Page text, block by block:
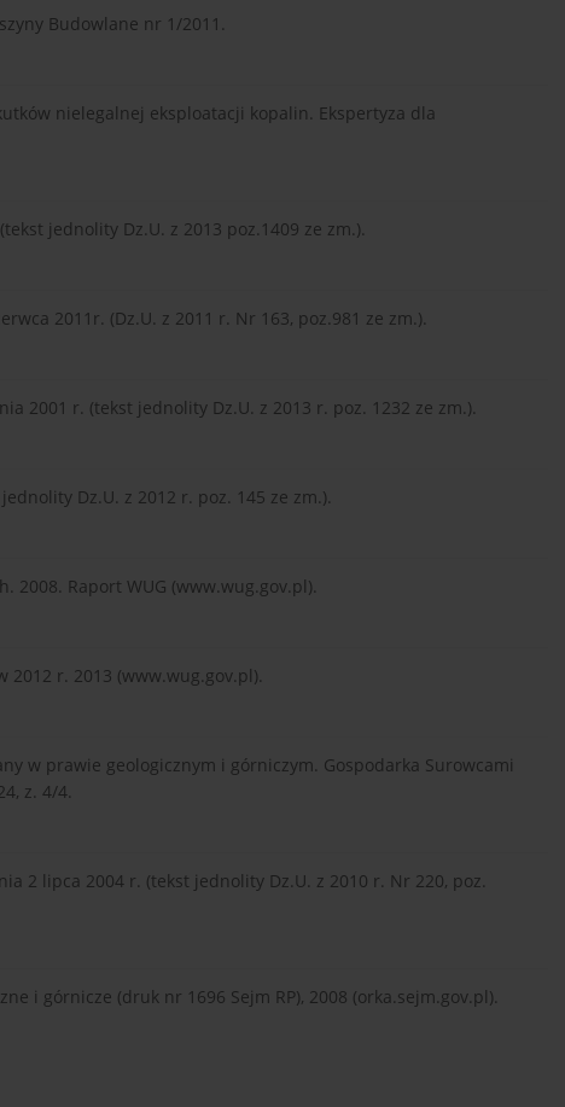
Budowlane nr 1/2011.
nielegalnej eksploatacji kopalin. Ekspertyza dla
jednolity Dz.U. z 2013 poz.1409 ze zm.).
2011r. (Dz.U. z 2011 r. Nr 163, poz.981 ze zm.).
2001 r. (tekst jednolity Dz.U. z 2013 r. poz. 1232 ze zm.).
Dz.U. z 2012 r. poz. 145 ze zm.).
2008. Raport WUG (www.wug.gov.pl).
2012 r. 2013 (www.wug.gov.pl).
w prawie geologicznym i górniczym. Gospodarka Surowcami
z. 4/4.
2 lipca 2004 r. (tekst jednolity Dz.U. z 2010 r. Nr 220, poz.
i górnicze (druk nr 1696 Sejm RP), 2008 (orka.sejm.gov.pl).